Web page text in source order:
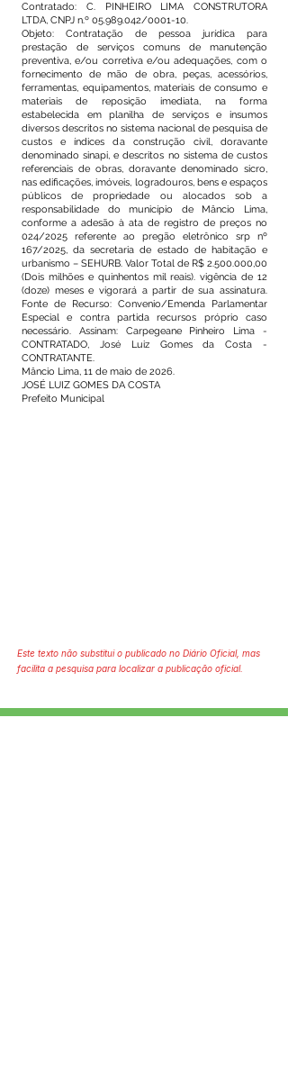
Contratado: C. PINHEIRO LIMA CONSTRUTORA
LTDA, CNPJ n.º 05.989.042/0001-10.
Objeto: Contratação de pessoa jurídica para
prestação de serviços comuns de manutenção
preventiva, e/ou corretiva e/ou adequações, com o
fornecimento de mão de obra, peças, acessórios,
ferramentas, equipamentos, materiais de consumo e
materiais de reposição imediata, na forma
estabelecida em planilha de serviços e insumos
diversos descritos no sistema nacional de pesquisa de
custos e índices da construção civil, doravante
denominado sinapi, e descritos no sistema de custos
referenciais de obras, doravante denominado sicro,
nas edificações, imóveis, logradouros, bens e espaços
públicos de propriedade ou alocados sob a
responsabilidade do município de Mâncio Lima,
conforme a adesão à ata de registro de preços no
024/2025 referente ao pregão eletrônico srp nº
167/2025, da secretaria de estado de habitação e
urbanismo – SEHURB. Valor Total de R$ 2.500.000,00
(Dois milhões e quinhentos mil reais). vigência de 12
(doze) meses e vigorará a partir de sua assinatura.
Fonte de Recurso: Convenio/Emenda Parlamentar
Especial e contra partida recursos próprio caso
necessário. Assinam: Carpegeane Pinheiro Lima -
CONTRATADO, José Luiz Gomes da Costa -
CONTRATANTE.
Mâncio Lima, 11 de maio de 2026.
JOSÉ LUIZ GOMES DA COSTA
Prefeito Municipal
Este texto não substitui o publicado no Diário Oficial, mas
facilita a pesquisa para localizar a publicação oficial.